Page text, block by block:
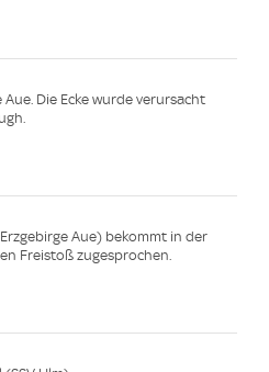
Aue. Die Ecke wurde verursacht
Aue) bekommt in der
Freistoß zugesprochen.